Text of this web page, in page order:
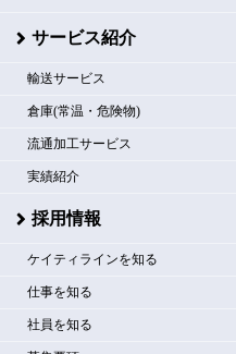
サービス紹介
輸送サービス
倉庫(常温・危険物)
流通加工サービス
実績紹介
採用情報
ケイティラインを知る
仕事を知る
社員を知る